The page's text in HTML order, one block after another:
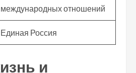
международных отношений
Единая Россия
и